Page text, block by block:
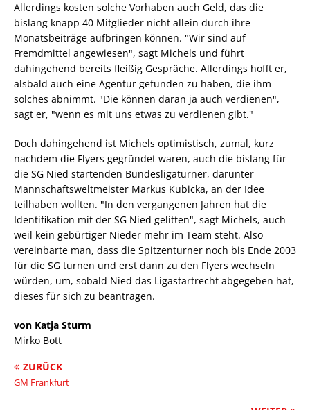
Allerdings kosten solche Vorhaben auch Geld, das die
bislang knapp 40 Mitglieder nicht allein durch ihre
Monatsbeiträge aufbringen können. "Wir sind auf
Fremdmittel angewiesen", sagt Michels und führt
dahingehend bereits fleißig Gespräche. Allerdings hofft er,
alsbald auch eine Agentur gefunden zu haben, die ihm
solches abnimmt. "Die können daran ja auch verdienen",
sagt er, "wenn es mit uns etwas zu verdienen gibt."
Doch dahingehend ist Michels optimistisch, zumal, kurz
nachdem die Flyers gegründet waren, auch die bislang für
die SG Nied startenden Bundesligaturner, darunter
Mannschaftsweltmeister Markus Kubicka, an der Idee
teilhaben wollten. "In den vergangenen Jahren hat die
Identifikation mit der SG Nied gelitten", sagt Michels, auch
weil kein gebürtiger Nieder mehr im Team steht. Also
vereinbarte man, dass die Spitzenturner noch bis Ende 2003
für die SG turnen und erst dann zu den Flyers wechseln
würden, um, sobald Nied das Ligastartrecht abgegeben hat,
dieses für sich zu beantragen.
von Katja Sturm
Mirko Bott
ZURÜCK
GM Frankfurt